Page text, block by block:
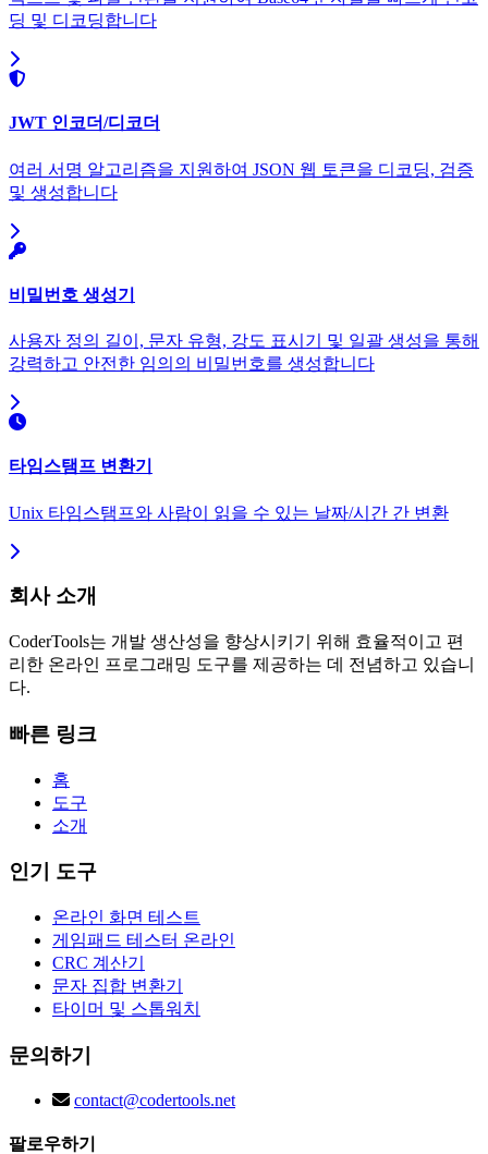
딩 및 디코딩합니다
JWT 인코더/디코더
여러 서명 알고리즘을 지원하여 JSON 웹 토큰을 디코딩, 검증
및 생성합니다
비밀번호 생성기
사용자 정의 길이, 문자 유형, 강도 표시기 및 일괄 생성을 통해
강력하고 안전한 임의의 비밀번호를 생성합니다
타임스탬프 변환기
Unix 타임스탬프와 사람이 읽을 수 있는 날짜/시간 간 변환
회사 소개
CoderTools는 개발 생산성을 향상시키기 위해 효율적이고 편
리한 온라인 프로그래밍 도구를 제공하는 데 전념하고 있습니
다.
빠른 링크
홈
도구
소개
인기 도구
온라인 화면 테스트
게임패드 테스터 온라인
CRC 계산기
문자 집합 변환기
타이머 및 스톱워치
문의하기
contact@codertools.net
팔로우하기